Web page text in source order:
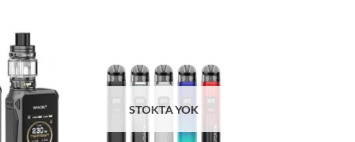
Add to
wishlist
wishlist
STOKTA YOK